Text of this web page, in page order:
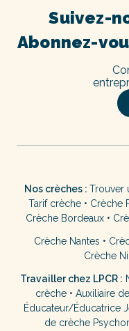
Abonnez-
Suivez-
Nos crèches : Trouver
Tarif crèche • Crèche
Crèche Bordeaux•
Crèche Nantes •
Crèche
Travailler chez LPCR :
crèche• Auxiliaire
Éducateur/Éducatrice
de crèche